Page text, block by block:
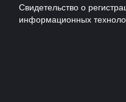
Свидетельство о
информационных